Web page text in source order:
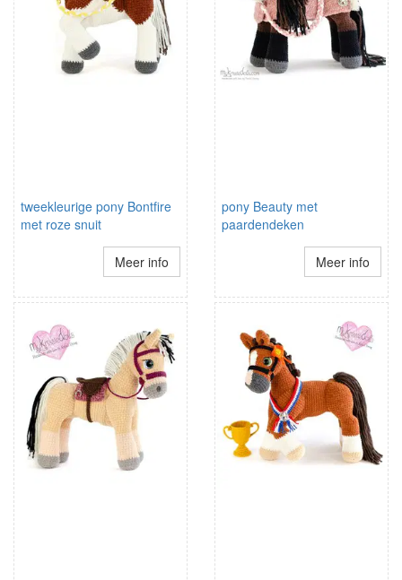
tweekleurige pony Bontfire
met roze snuit
Meer info
pony Beauty met
paardendeken
Meer info